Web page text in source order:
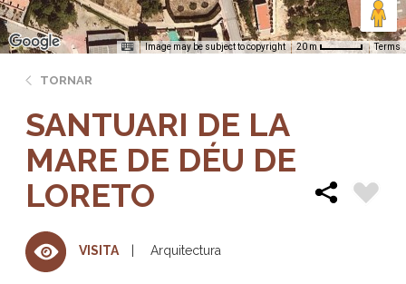
Image may be subject to copyright 20 m Terms
TORNAR
SANTUARI DE LA
MARE DE DÉU DE
LORETO
VISITA Arquitectura